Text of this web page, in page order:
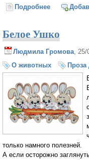
Подробнее о
Белое Ушко
Людмила Громова ,
О животных
Проза
только намного полезней.
А если осторожно